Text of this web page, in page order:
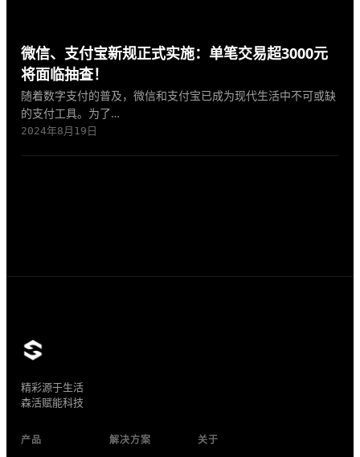
微信、支付宝新规正式实施：单笔交易超3000元
将面临抽查！
随着数字支付的普及，微信和支付宝已成为现代生活中不可或缺
的支付工具。为了…
2024年8月19日
精彩源于生活
森活赋能科技
产品 解决方案 关于